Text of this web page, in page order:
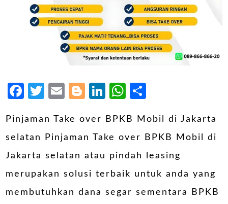
Facebook
Twitter
EmailBlogger
LinkedIn
WhatsApp
Pinjaman Take over BPKB Mobil di Jakarta
selatan Pinjaman Take over BPKB Mobil di
Jakarta selatan atau pindah leasing
merupakan solusi terbaik untuk anda yang
membutuhkan dana segar sementara BPKB